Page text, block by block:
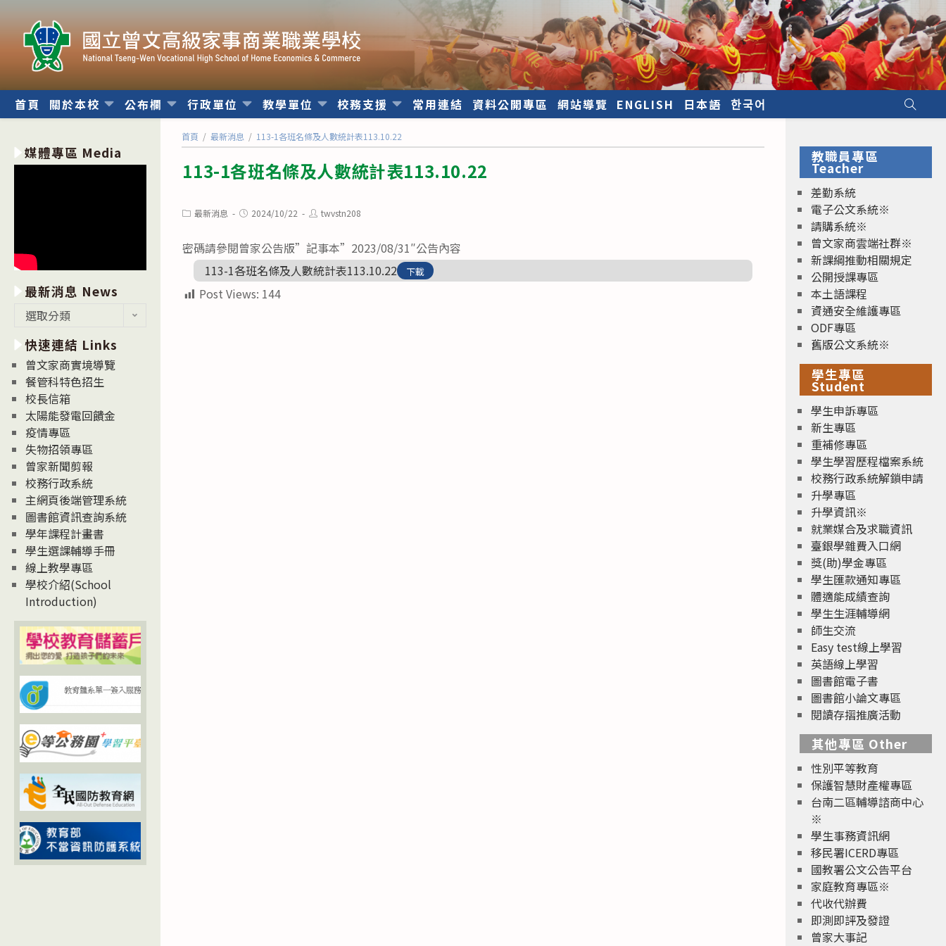
內
首頁 關於本校 公布欄 行政單位 教學單位 校務支援 常用連結 資料公開專區 網站導覽 ENGLISH 日本語 한국어
首頁 / 最新消息 / 113-1各班名條及人數統計表113.10.22
113-1各班名條及人數統計表113.10.22
Post最新消息
Post2024/10/22
Posttwvstn208
密碼請參閱曾家公告版”記事本”2023/08/31″公告內容
113-1各班名條及人數統計表113.10.22
下載
Post Views: 144
媒體專區 Media
最新消息 News
消
息
News
選取分類
快速連結 Links
曾文家商實境導覽
餐管科特色招生
校長信箱
太陽能發電回饋金
疫情專區
失物招領專區
曾家新聞剪報
校務行政系統
主網頁後端管理系統
圖書館資訊查詢系統
學年課程計畫書
學生選課輔導手冊
線上教學專區
學校介紹(School
Introduction)
教職員專區
Teacher
差勤系統
電子公文系統※
請購系統※
曾文家商雲端社群※
新課綱推動相關規定
公開授課專區
本土語課程
資通安全維護專區
ODF專區
舊版公文系統※
學生專區
Student
學生申訴專區
新生專區
重補修專區
學生學習歷程檔案系統
校務行政系統解鎖申請
升學專區
升學資訊※
就業媒合及求職資訊
臺銀學雜費入口網
獎(助)學金專區
學生匯款通知專區
體適能成績查詢
學生生涯輔導網
師生交流
Easy test線上學習
英語線上學習
圖書館電子書
圖書館小論文專區
閱讀存摺推廣活動
其他專區 Other
性別平等教育
保護智慧財產權專區
台南二區輔導諮商中心
※
學生事務資訊網
移民署ICERD專區
國教署公文公告平台
家庭教育專區※
代收代辦費
即測即評及發證
曾家大事記